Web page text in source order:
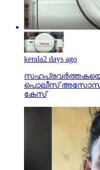
kerala2 days ago
സഹപ്രവര്‍ത്തകയെ
പൊലീസ്
കേസ്